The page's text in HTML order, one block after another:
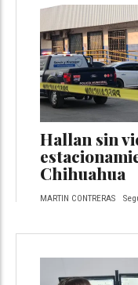
Hallan sin
Chihuahua
MARTIN CONTRERAS